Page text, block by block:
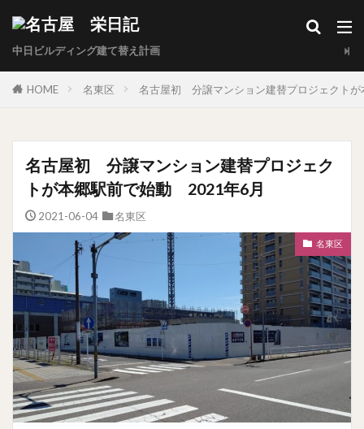
中日ビルディング建て替え計画
HOME 名東区 名古屋初 分譲マンション建替プロジェクト
名古屋初 分譲マンション建替プロジェク
トが本郷駅前で始動 2021年6月
2021-06-04 名東区
名東区